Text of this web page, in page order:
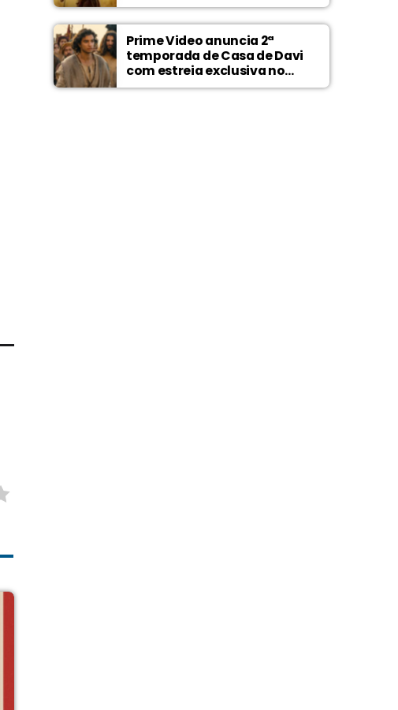
Prime Video anuncia 2ª
temporada de Casa de Davi
com estreia exclusiva no
Wonder Project